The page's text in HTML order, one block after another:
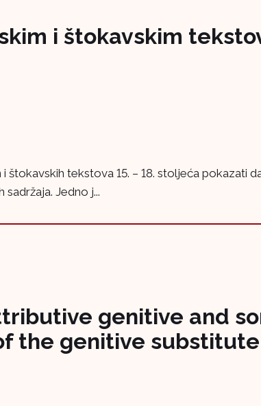
i štokavskim
štokavskih tekstova 15. – 18. stoljeća pokazati
Jedno j...
genitive and
genitive substitute